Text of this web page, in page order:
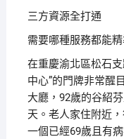
三方資源全打通
需要哪種服務都能
在重慶渝北區松石
中心”的門牌非常醒
大廳，92歲的谷紹
天。老人家住附近
一個已經69歲且有